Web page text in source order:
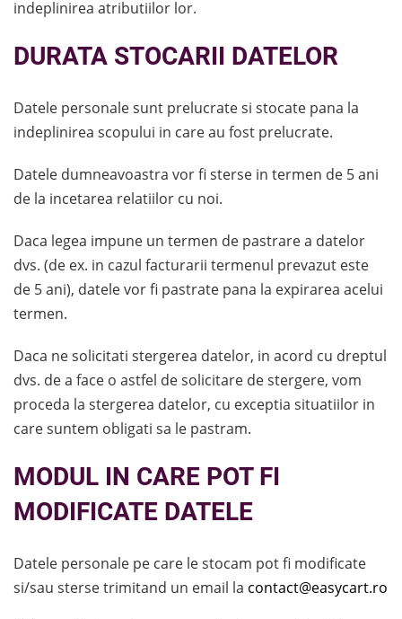
indeplinirea atributiilor lor.
DURATA STOCARII DATELOR
Datele personale sunt prelucrate si stocate pana la
indeplinirea scopului in care au fost prelucrate.
Datele dumneavoastra vor fi sterse in termen de 5 ani
de la incetarea relatiilor cu noi.
Daca legea impune un termen de pastrare a datelor
dvs. (de ex. in cazul facturarii termenul prevazut este
de 5 ani), datele vor fi pastrate pana la expirarea acelui
termen.
Daca ne solicitati stergerea datelor, in acord cu dreptul
dvs. de a face o astfel de solicitare de stergere, vom
proceda la stergerea datelor, cu exceptia situatiilor in
care suntem obligati sa le pastram.
MODUL IN CARE POT FI
MODIFICATE DATELE
Datele personale pe care le stocam pot fi modificate
si/sau sterse trimitand un email la contact@easycart.ro